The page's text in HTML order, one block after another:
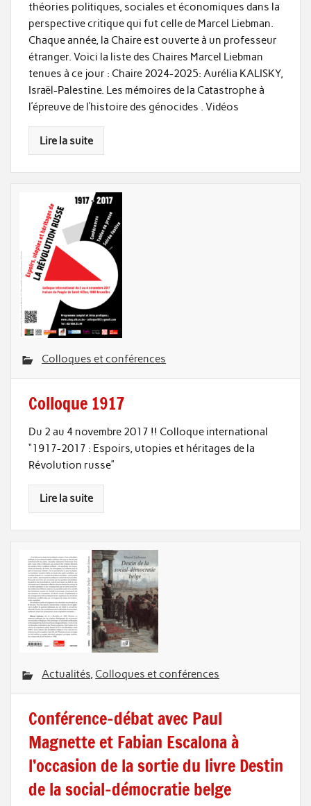
théories politiques, sociales et économiques dans la
perspective critique qui fut celle de Marcel Liebman.
Chaque année, la Chaire est ouverte à un professeur
étranger. Voici la liste des Chaires Marcel Liebman
tenues à ce jour : Chaire 2024-2025: Aurélia KALISKY,
Israël-Palestine. Les mémoires de la Catastrophe à
l’épreuve de l’histoire des génocides . Vidéos
Lire la suite
Colloques et conférences
Colloque 1917
Du 2 au 4 novembre 2017 !! Colloque international
“1917-2017 : Espoirs, utopies et héritages de la
Révolution russe”
Lire la suite
Actualités, Colloques et conférences
Conférence-débat avec Paul
Magnette et Fabian Escalona à
l’occasion de la sortie du livre Destin
de la social-démocratie belge